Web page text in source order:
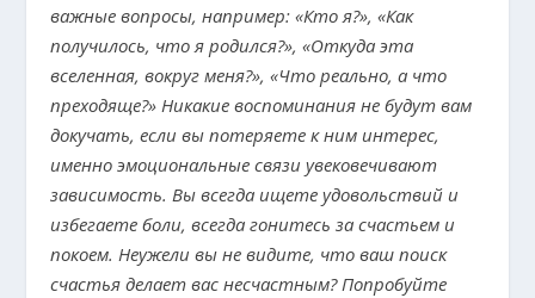
важные вопросы, например: «Кто я?», «Как
получилось, что я родился?», «Откуда эта
вселенная, вокруг меня?», «Что реально, а что
преходяще?» Никакие воспоминания не будут вам
докучать, если вы потеряете к ним интерес,
именно эмоциональные связи увековечивают
зависимость. Вы всегда ищете удовольствий и
избегаете боли, всегда гонитесь за счастьем и
покоем. Неужели вы не видите, что ваш поиск
счастья делает вас несчастным? Попробуйте